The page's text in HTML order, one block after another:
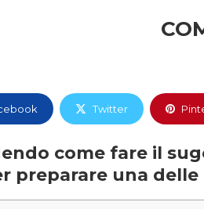
Twitter
come fare il
preparare una delle